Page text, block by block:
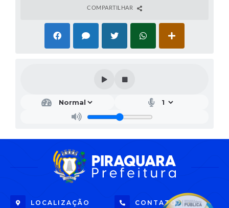
COMPARTILHAR
LOCALIZAÇÃO CONTATO